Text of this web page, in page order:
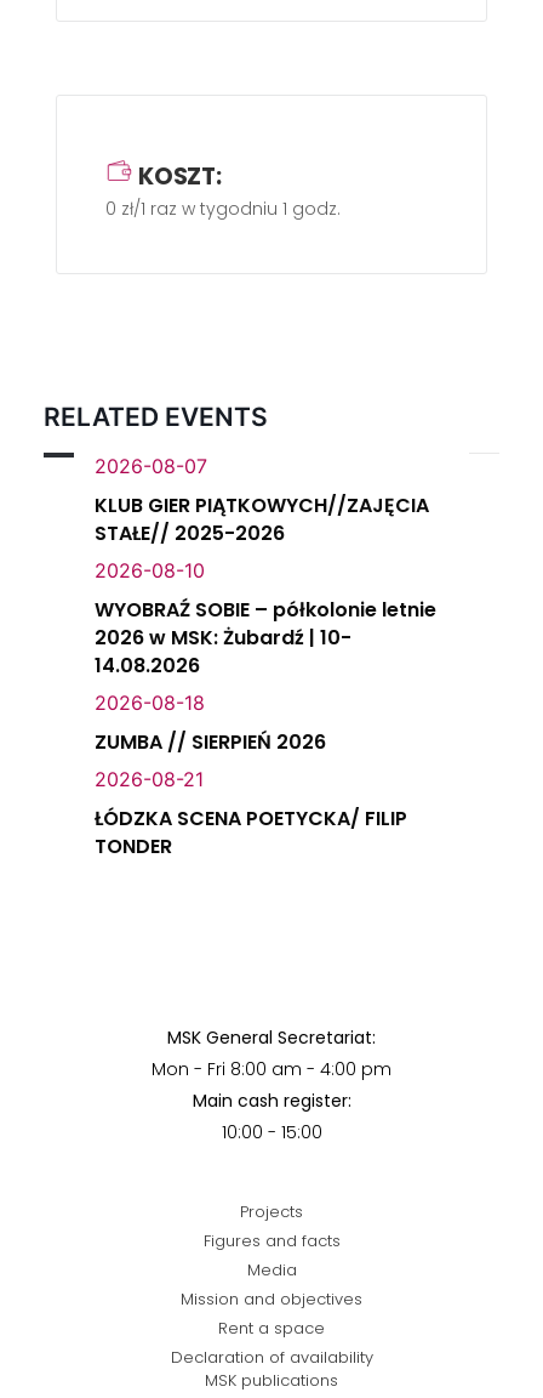
KOSZT:
0 zł/1 raz w tygodniu 1 godz.
RELATED EVENTS
2026-08-07
KLUB GIER PIĄTKOWYCH//ZAJĘCIA
STAŁE// 2025-2026
2026-08-10
WYOBRAŹ SOBIE – półkolonie letnie
2026 w MSK: Żubardź | 10-
14.08.2026
2026-08-18
ZUMBA // SIERPIEŃ 2026
2026-08-21
ŁÓDZKA SCENA POETYCKA/ FILIP
TONDER
MSK General Secretariat:
Mon - Fri 8:00 am - 4:00 pm
Main cash register:
10:00 - 15:00
Projects
Figures and facts
Media
Mission and objectives
Rent a space
Declaration of availability
MSK publications